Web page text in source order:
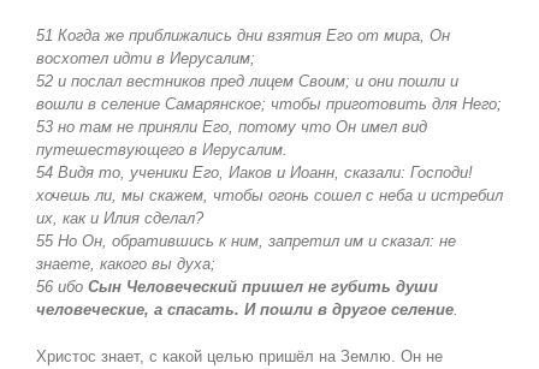
51 Когда же приближались дни взятия Его от мира, Он
восхотел идти в Иерусалим;
52 и послал вестников пред лицем Своим; и они пошли и
вошли в селение Самарянское; чтобы приготовить для Него;
53 но там не приняли Его, потому что Он имел вид
путешествующего в Иерусалим.
54 Видя то, ученики Его, Иаков и Иоанн, сказали: Господи!
хочешь ли, мы скажем, чтобы огонь сошел с неба и истребил
их, как и Илия сделал?
55 Но Он, обратившись к ним, запретил им и сказал: не
знаете, какого вы духа;
56 ибоСын Человеческий пришел не губить души
человеческие, а спасать. И пошли в другое селение.
Христос знает, с какой целью пришёл на Землю. Он не